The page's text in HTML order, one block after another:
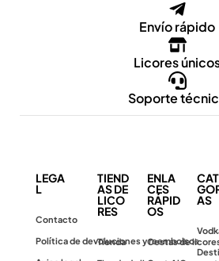
Envío rápido
Licores
Soporte
LEGA
L
Contacto
Política de devoluciones y reembolsos
TIEND
AS DE
LICO
RES
Tienda
ENLA
CES
RÁPID
OS
Cestas de
AS